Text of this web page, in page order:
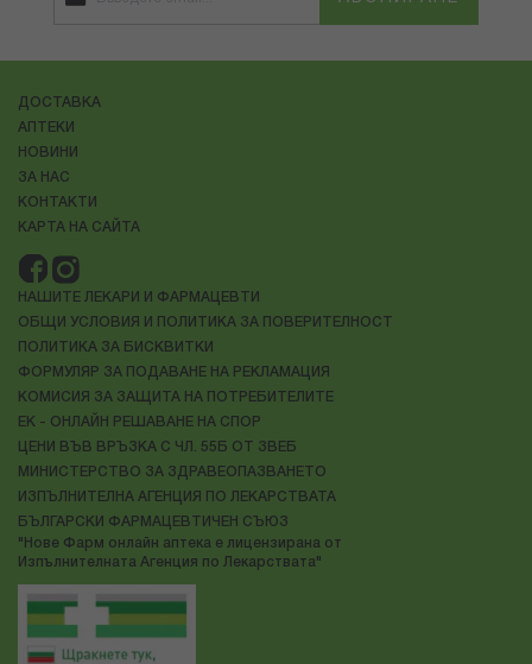
ДОСТАВКА
АПТЕКИ
НОВИНИ
ЗА НАС
КОНТАКТИ
КАРТА НА САЙТА
НАШИТЕ ЛЕКАРИ И ФАРМАЦЕВТИ
ОБЩИ УСЛОВИЯ И ПОЛИТИКА ЗА ПОВЕРИТЕЛНОСТ
ПОЛИТИКА ЗА БИСКВИТКИ
ФОРМУЛЯР ЗА ПОДАВАНЕ НА РЕКЛАМАЦИЯ
КОМИСИЯ ЗА ЗАЩИТА НА ПОТРЕБИТЕЛИТЕ
ЕК - ОНЛАЙН РЕШАВАНЕ НА СПОР
ЦЕНИ ВЪВ ВРЪЗКА С ЧЛ. 55Б ОТ ЗВЕБ
МИНИСТЕРСТВО ЗА ЗДРАВЕОПАЗВАНЕТО
ИЗПЪЛНИТЕЛНА АГЕНЦИЯ ПО ЛЕКАРСТВАТА
БЪЛГАРСКИ ФАРМАЦЕВТИЧЕН СЪЮЗ
"Нове Фарм онлайн аптека е лицензирана от
Изпълнителната Агенция по Лекарствата"